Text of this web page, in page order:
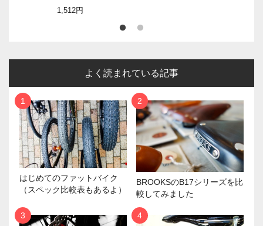
1,512円
よく読まれている記事
はじめてのファットバイク
（スペック比較表もあるよ）
BROOKSのB17シリーズを比
較してみました